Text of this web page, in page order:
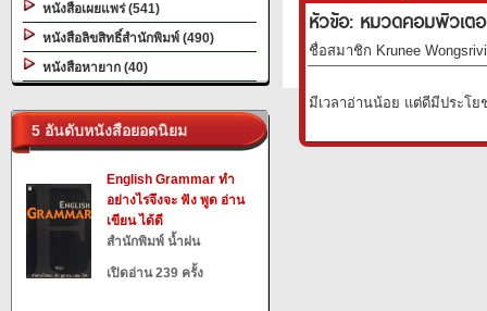
หนังสือเผยแพร่ (541)
หนังสือลิขสิทธิ์สำนักพิมพ์ (490)
หนังสือหายาก (40)
5 อันดับหนังสือยอดนิยม
English Grammar ทำ
อย่างไรจึงจะ ฟัง พูด อ่าน
เขียน ได้ดี
สำนักพิมพ์ น้ำฝน
เปิดอ่าน 239 ครั้ง
หัวข้อ: หมวดคอมพิวเต
ชื่อสมาชิก Krunee
มีเวลาอ่านน้อย แต่ดีมีประโย